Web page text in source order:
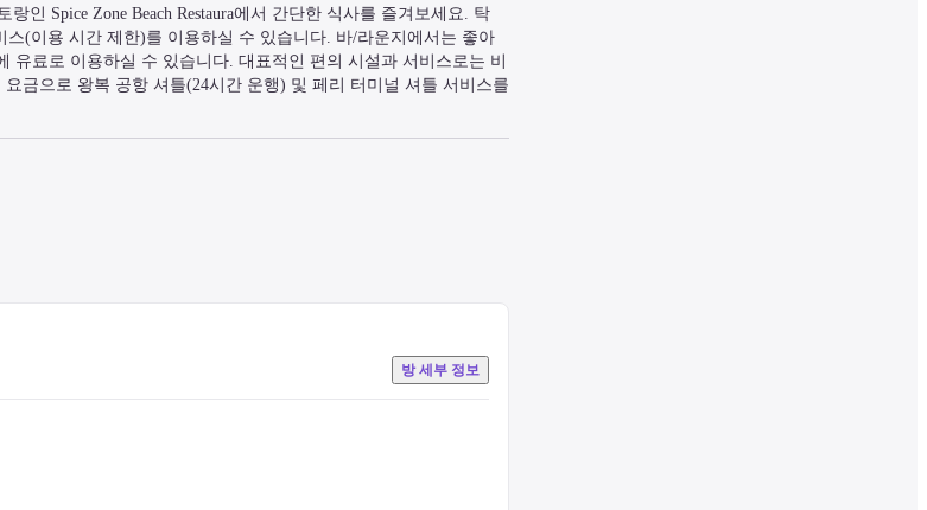
인 Spice Zone Beach Restaura에서 간단한 식사를 즐겨보세요. 탁
(이용 시간 제한)를 이용하실 수 있습니다. 바/라운지에서는 좋아
유료로 이용하실 수 있습니다. 대표적인 편의 시설과 서비스로는 비
금으로 왕복 공항 셔틀(24시간 운행) 및 페리 터미널 셔틀 서비스를
방 세부 정보